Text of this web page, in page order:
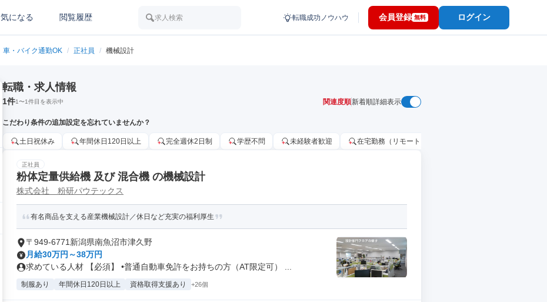
気になる 閲覧履歴 求人検索 転職成功ノウハウ 会員登録 無料 ログイン
車・バイク通勤OK / 正社員 / 機械設計
転職・求人情報
1件1〜1件目を表示中 関連度順新着順詳細表示
こだわり条件の追加設定を忘れていませんか？
土日祝休み 年間休日120日以上 完全週休2日制 学歴不問 未経験者歓迎 在宅勤務（リモートワーク）OK
正社員
粉体定量供給機 及び 混合機 の機械設計
株式会社 粉研パウテックス
有名商品を支える産業機械設計／休日など充実の福利厚生
〒949-6771新潟県南魚沼市津久野
月給30万円～38万円
求めている人材 【必須】 •普通自動車免許をお持ちの方（AT限定可） ...
制服あり 年間休日120日以上 資格取得支援あり +26個